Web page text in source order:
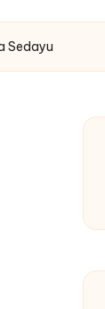
Sedayu